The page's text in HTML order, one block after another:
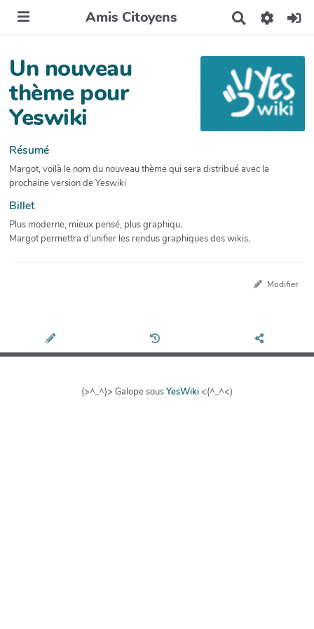
Amis Citoyens
h
e
r
c
h
Un nouveau
thème pour
Yeswiki
Résumé
Margot, voilà le nom du nouveau thème qui sera distribué avec la
prochaine version de Yeswiki
Billet
Plus moderne, mieux pensé, plus graphiqu.
Margot permettra d'unifier les rendus graphiques des wikis.
Modifier
(>^_^)> Galope sousYesWiki<(^_^<)